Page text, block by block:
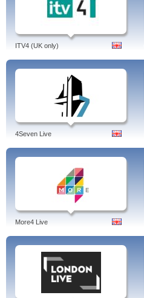
ITV4 (UK only)
4Seven Live
More4 Live